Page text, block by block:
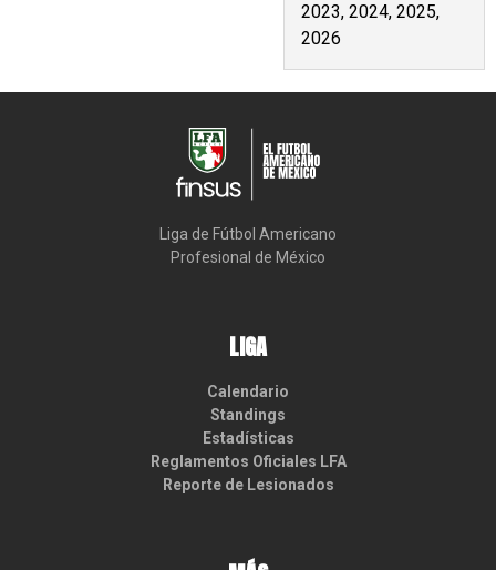
2023, 2024, 2025,
2026
Liga de Fútbol Americano
Profesional de México
LIGA
Calendario
Standings
Estadísticas
Reglamentos Oficiales LFA
Reporte de Lesionados